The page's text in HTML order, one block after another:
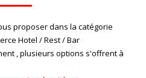
proposer dans la catégorie
Hotel / Rest / Bar
, plusieurs options s'offrent à